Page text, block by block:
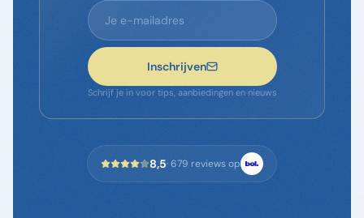
Inschrijven
Schrijf je in voor tips, aanbiedingen en nieuws
8,5·679 reviews op